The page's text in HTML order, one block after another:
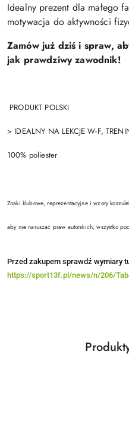
Idealny prezent dla małego
motywacja do aktywności
Zamów już dziś i spraw,
jak prawdziwy zawodnik!
PRODUKT POLSKI
> IDEALNY NA LEKCJE W-F,
100% poliester
Znaki klubowe, reprezentacyjne i wzory
aby nie naruszać praw autorskich, wszystko
Przed zakupem sprawdź wymiary
https://sport13f.pl/news/n/206/
Pomiń karuzelę